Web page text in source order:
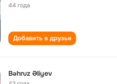
44 года
Добавить в друзья
Bəhruz Əliyev